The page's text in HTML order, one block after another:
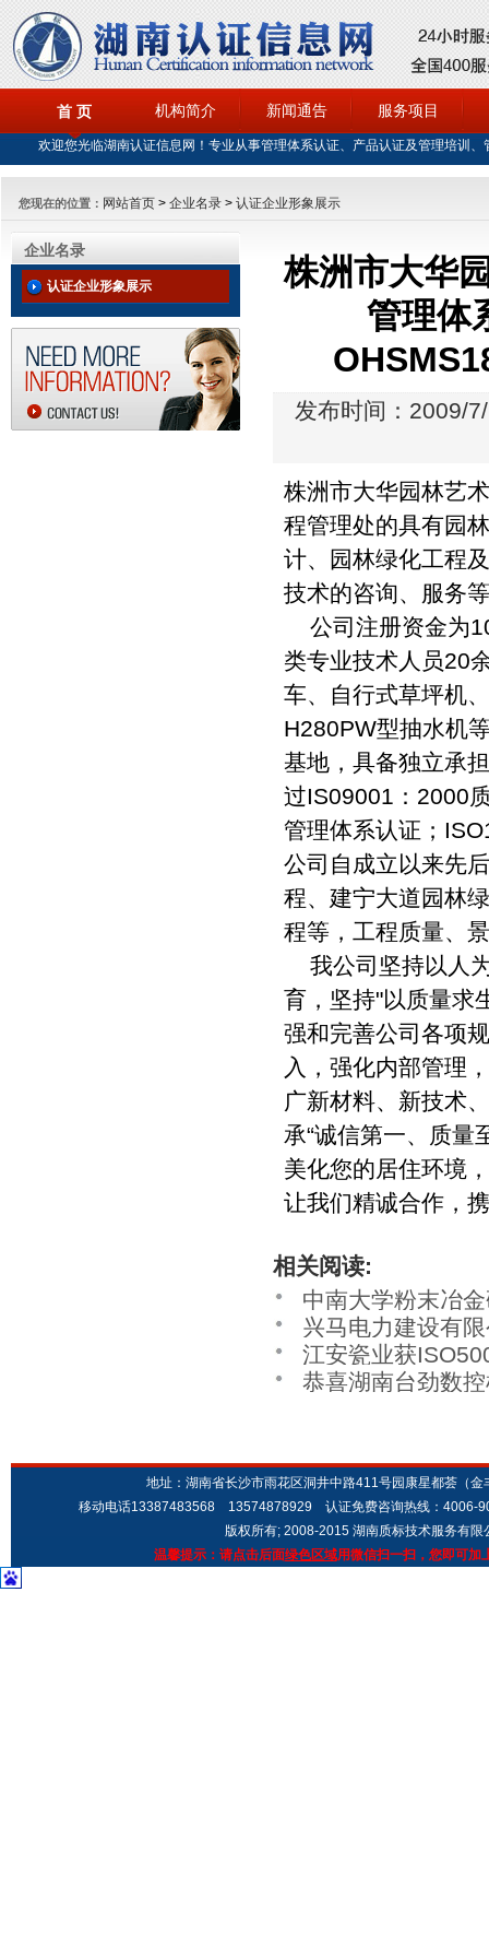
首 页
欢迎您光临湖南认证信息网！专业从事管理体系认证、产品认证及管理培训
机构简介 新闻通告 服务项目
您现在的位置： 网站首页 > 企业名录 > 认证企业形象展示
企业名录
认证企业形象展示
株洲市大华
管理体
发布时间：2009/
株洲市大华园林艺
程管理处的具有园
计、园林绿化工程
技术的咨询、服务
公司注册资金为
类专业技术人员20
车、自行式草坪机
H280PW型抽水机
基地，具备独立承
过IS09001：2000
管理体系认证；
公司自成立以来先
程、建宁大道园林
程等，工程质量、
我公司坚持以人
育，坚持"以质量求
强和完善公司各项
入，强化内部管理
广新材料、新技术
承“诚信第一、质量
美化您的居住环境
让我们精诚合作，
相关阅读:
中南大学粉末冶
ISO14001:2015
系认证
兴马电力建设有
环境管理体系认
江安瓷业获
恭喜湖南台劲数
地址：湖南省长沙市雨花区洞井中路411号园康星都荟（
移动电话13387483568 13574878929 认证免费咨询热线：4006-
版权所有; 2008-2015 湖南质标技术服务有限
温馨提示：请点击后面绿色区域用微信扫一扫，您即可加